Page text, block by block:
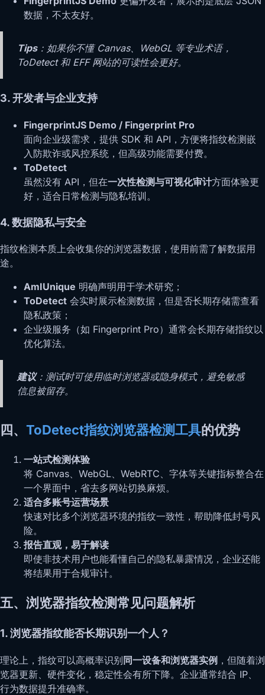
数据，不太友好。
Tips：如果你不懂 Canvas、WebGL 等专业术语，
ToDetect 和 EFF 网站的可读性会更好。
3. 开发者与企业支持
FingerprintJS Demo / Fingerprint Pro
面向企业级需求，提供 SDK 和 API，方便将指纹检测嵌
入防欺诈或风控系统，但高级功能需要付费。
ToDetect
虽然没有 API，但在一次性检测与可视化审计方面体验更
好，适合日常检测与隐私培训。
4. 数据隐私与安全
指纹检测本质上会收集你的浏览器数据，使用前需了解数据用
途。
AmIUnique 明确声明用于学术研究；
ToDetect 会实时展示检测数据，但是否长期存储需查看
隐私政策；
企业级服务（如 Fingerprint Pro）通常会长期存储指纹以
优化算法。
建议：测试时可使用临时浏览器或隐身模式，避免敏感
信息被留存。
四、 ToDetect指纹浏览器检测工具的优势
一站式检测体验
将 Canvas、WebGL、WebRTC、字体等关键指标整合在
一个界面中，省去多网站切换麻烦。
适合多账号运营场景
快速对比多个浏览器环境的指纹一致性，帮助降低封号风
险。
报告直观，易于解读
即使非技术用户也能看懂自己的隐私暴露情况，企业还能
将结果用于合规审计。
五、浏览器指纹检测常见问题解析
1. 浏览器指纹能否长期识别一个人？
理论上，指纹可以高概率识别同一设备和浏览器实例 ，但随着浏
览器更新、硬件变化，稳定性会有所下降。企业通常结合 IP、
行为数据提升准确率。